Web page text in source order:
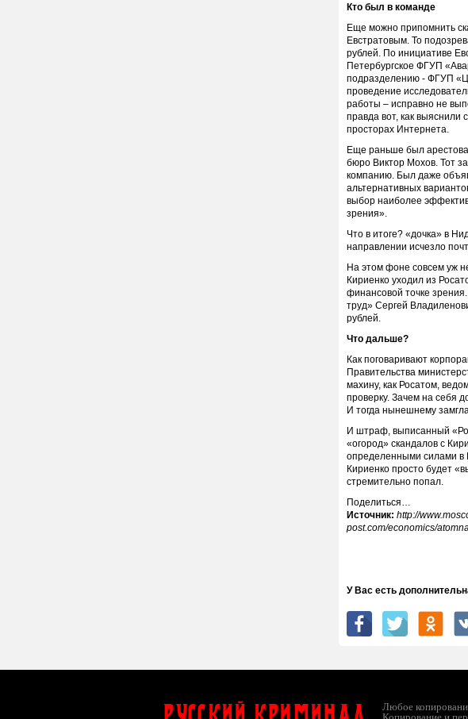
Кто был в команде
Еще можно припомнить
Евстратовым. То
рублей. По инициативе
Петербургское ФГУП
подразделению - ФГУП
проведение
работы – исправно не
правда вот, как выяснили
просторах Интернета.
Еще раньше был
бюро Виктор Мохов. Тот
компанию. Был даже
альтернативных
выбор наиболее
зрения».
Что в итоге? «дочка» в
направлении исчезло
На этом фоне совсем уж
Кириенко уходил из
финансовой точке
труд» Сергей
рублей.
Что дальше?
Как поговаривают
Правительства
махину, как Росатом,
проверку. Зачем на себя
И тогда нынешнему
И штраф, выписанный
«огород» скандалов с
определенными силами в
Кириенко просто будет
стремительно попал.
Поделиться…
Источник: http://
post.com/economics/
У Вас есть
Любое